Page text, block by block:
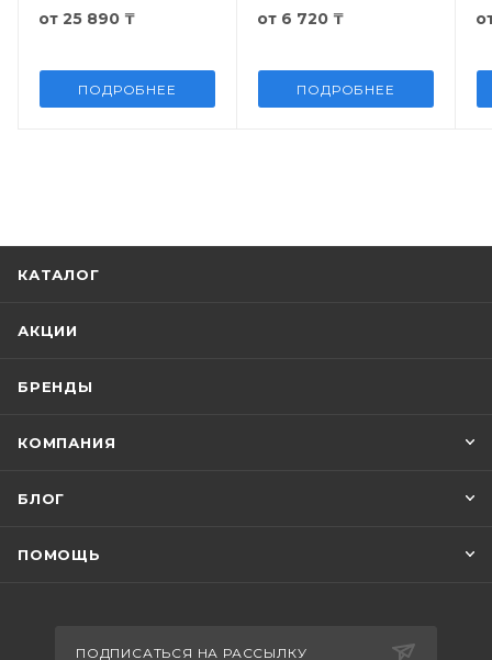
от 25 890 ₸
ПОДРОБНЕЕ
от 6 720 ₸
ПОДРОБНЕЕ
КАТАЛОГ
АКЦИИ
БРЕНДЫ
КОМПАНИЯ
БЛОГ
ПОМОЩЬ
ПОДПИСАТЬСЯ НА РАССЫЛКУ